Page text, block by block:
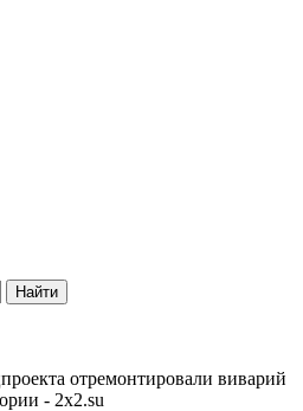
Найти
отремонтировали виварий
- 2x2.su